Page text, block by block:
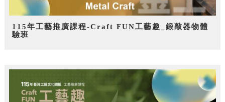
115年工藝推廣課程-Craft FUN工藝趣_鍛敲器物體
驗班